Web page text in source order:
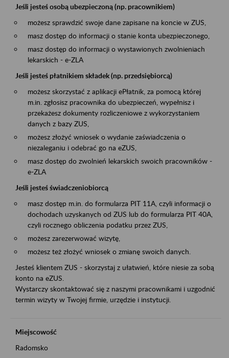
Jeśli jesteś osobą ubezpieczoną (np. pracownikiem)
możesz sprawdzić swoje dane zapisane na koncie w ZUS,
masz dostęp do informacji o stanie konta ubezpieczonego,
masz dostęp do informacji o wystawionych zwolnieniach
lekarskich - e-ZLA
Jeśli jesteś płatnikiem składek (np. przedsiębiorcą)
możesz skorzystać z aplikacji ePłatnik, za pomocą której
m.in. zgłosisz pracownika do ubezpieczeń, wypełnisz i
przekażesz dokumenty rozliczeniowe z wykorzystaniem
danych z bazy ZUS,
możesz złożyć wniosek o wydanie zaświadczenia o
niezaleganiu i odebrać go na eZUS,
masz dostęp do zwolnień lekarskich swoich pracowników -
e-ZLA
Jeśli jesteś świadczeniobiorcą
masz dostęp m.in. do formularza PIT 11A, czyli informacji o
dochodach uzyskanych od ZUS lub do formularza PIT 40A,
czyli rocznego obliczenia podatku przez ZUS,
możesz zarezerwować wizytę,
możesz też złożyć wniosek o zmianę swoich danych.
Jesteś klientem ZUS - skorzystaj z ułatwień, które niesie za sobą
konto na eZUS.
Wystarczy skontaktować się z naszymi pracownikami i uzgodnić
termin wizyty w Twojej firmie, urzędzie i instytucji.
Miejscowość
Radomsko